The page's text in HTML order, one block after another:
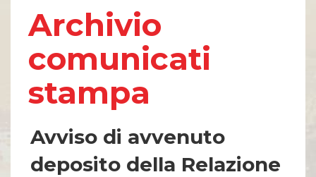
Archivio
comunicati
stampa
Avviso di avvenuto
deposito della Relazione